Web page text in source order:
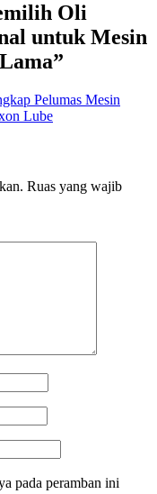
Oli
untuk Mesin
”
Pelumas Mesin
Lube
Ruas yang wajib
pada peramban ini